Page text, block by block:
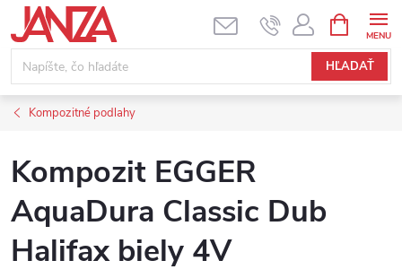
Prejsť na obsah
HĽADAŤ
Kompozitné podlahy
Kompozit EGGER
AquaDura Classic Dub
Halifax biely 4V